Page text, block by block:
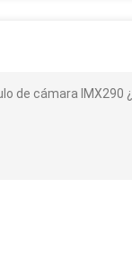
de cámara IMX290